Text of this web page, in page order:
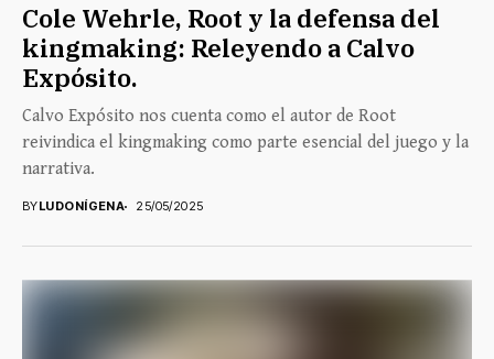
Cole Wehrle, Root y la defensa del
kingmaking: Releyendo a Calvo
Expósito.
Calvo Expósito nos cuenta como el autor de Root
reivindica el kingmaking como parte esencial del juego y la
narrativa.
BYLUDONÍGENA 25/05/2025